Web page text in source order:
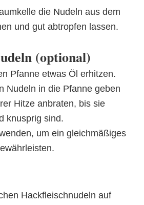
die Nudeln aus dem
und gut abtropfen lassen.
(optional)
Pfanne etwas Öl erhitzen.
Nudeln in die Pfanne geben
Hitze anbraten, bis sie
knusprig sind.
um ein gleichmäßiges
Hackfleischnudeln auf